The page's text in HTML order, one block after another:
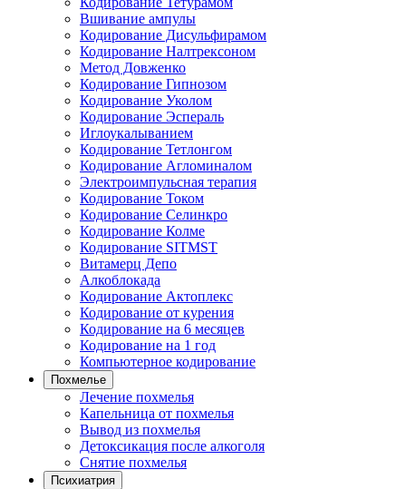
Вшивание ампулы
Кодирование Дисульфирамом
Кодирование Налтрексоном
Метод Довженко
Кодирование Гипнозом
Кодирование Уколом
Кодирование Эспераль
Иглоукалыванием
Кодирование Тетлонгом
Кодирование Агломиналом
Электроимпульсная терапия
Кодирование Током
Кодирование Селинкро
Кодирование Колме
Кодирование SITMST
Витамерц Депо
Алкоблокада
Кодирование Актоплекс
Кодирование от курения
Кодирование на 6 месяцев
Кодирование на 1 год
Компьютерное кодирование
Похмелье
Лечение похмелья
Капельница от похмелья
Вывод из похмелья
Детоксикация после алкоголя
Снятие похмелья
Психиатрия